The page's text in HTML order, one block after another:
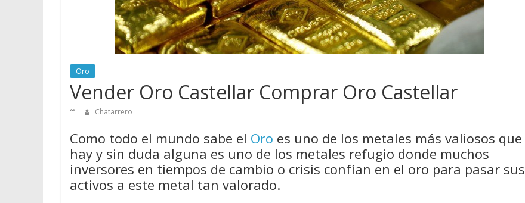
Oro
Vender Oro Castellar Comprar Oro Castellar
Chatarrero
Como todo el mundo sabe el Oro es uno de los metales más valiosos que
hay y sin duda alguna es uno de los metales refugio donde muchos
inversores en tiempos de cambio o crisis confían en el oro para pasar sus
activos a este metal tan valorado.